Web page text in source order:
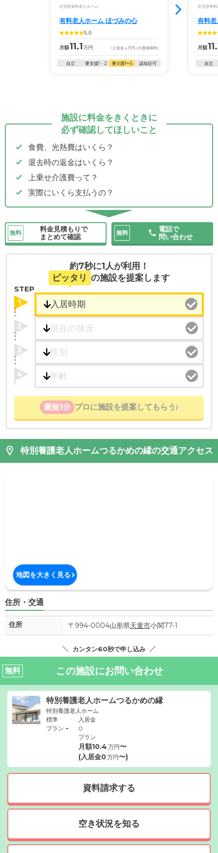
住宅型有料老人ホーム
有料老人ホーム ほづみの心
5.0
月額11.1万円 (入居金4万円 +介護保険料)
自立 要支援1・2 要介護1〜5 認知症可
住宅型有料
有料
月額
自立
施設に料金をきくときに
必ず確認してほしいこと
食費、光熱費はいくら？
退去時の返金はいくら？
上乗せ介護費って？
実際にいくら支払うの？
無料
料金見積もりで
まとめて確認
無料
電話で
問い合わせ
約7秒に1人が利用！
ピッタリ の施設を提案します
STEP
1
2
3
4
最短1分 プロに施設を提案してもらう
特別養護老人ホームつるかめの縁の交通アクセス
地図を大きく見る
住所・交通
住所 〒994-0004山形県天童市小関77-1
カンタン60秒で申し込み
無料 この施設にお問い合わせ
特別養護老人ホームつるかめの縁
特別養護老人ホーム
標準
プラン -
入居金
0
プラン
月額10.4 万円〜
(入居金0万円〜)
資料請求する
空き状況を知る